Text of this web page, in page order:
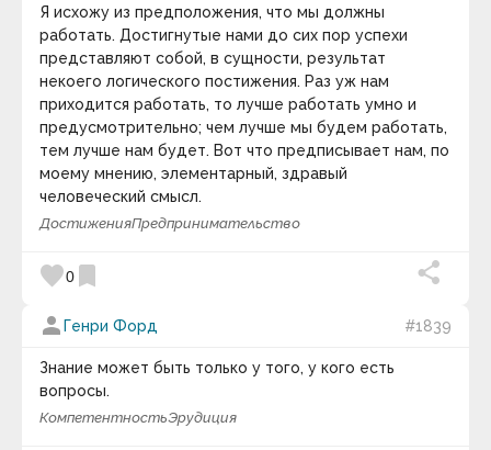
Алексей Ремович Хохлов
Алексис Токвиль
Ален Маккензи
Алессандро д`Авения
Алико Данготе
Аль Квотион
Аль-Бируни
Альбер Камю
Альберт Швейцер
Альберт Эйнштейн
Альфонс де Ламартин
Альфонс Карр
Альфред Норт Уайтхед
Амброз Бирс
Амели Нотомб
Амелия Эрхарт
Аминов Илья Исакович
Анаксагор
Анатолий Васильевич Луначарский
Я исхожу из предположения, что мы должны
работать. Достигнутые нами до сих пор успехи
представляют собой, в сущности, результат
некоего логического постижения. Раз уж нам
приходится работать, то лучше работать умно и
предусмотрительно; чем лучше мы будем работать,
тем лучше нам будет. Вот что предписывает нам, по
моему мнению, элементарный, здравый
человеческий смысл.
ДостиженияПредпринимательство
favorite0 bookmark
person Генри Форд #1839
Знание может быть только у того, у кого есть
вопросы.
КомпетентностьЭрудиция
Гипотеза квантового сознания | Мозг квантовый
компьютер.
Фотография дня
Иногда у человека наступает период Болдинской
Осени. Период затворничества. Когда хочет